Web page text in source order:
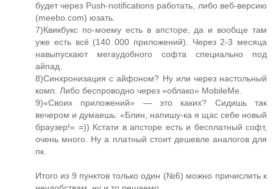
будет через Push-notifications работать, либо веб-версию
(meebo.com) юзать.
7)Квикбукс по-моему есть в апсторе, да и вообще там
уже есть всё (140 000 приложений). Через 2-3 месяца
навыпускают мегаудобного софта специально под
айпад.
8)Синхронизация с айфоном? Ну или через настольный
комп. Либо беспроводно через «облако» MobileMe.
9)«Своих приложений» — это каких? Сидишь так
вечером и думаешь: «Блин, напишу-ка я щас себе новый
браузер!» =)) Кстати в апсторе есть и бесплатный софт,
очень много. Ну а платный стоит дешевле аналогов для
пк.
Итого из 9 пунктов только один (№6) можно причислить к